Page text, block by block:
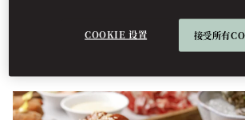
SOMMkind of Brunch Returns
COOKIE 设置 接受所有